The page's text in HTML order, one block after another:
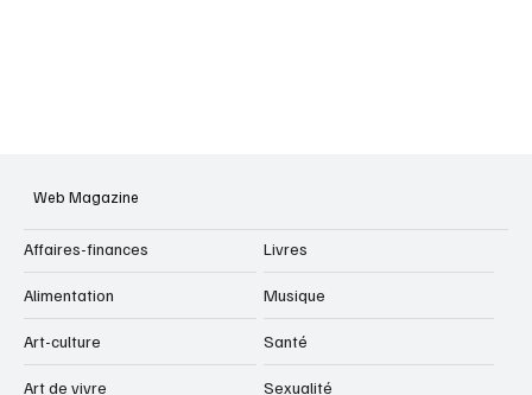
Affaires-finances
Alimentation
Art-culture
Livres
Musique
Santé